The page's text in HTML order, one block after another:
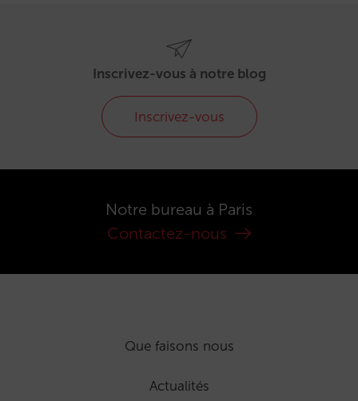
Inscrivez-vous à notre blog
Inscrivez-vous
Notre bureau à Paris
Contactez-nous
Que faisons nous
Actualités